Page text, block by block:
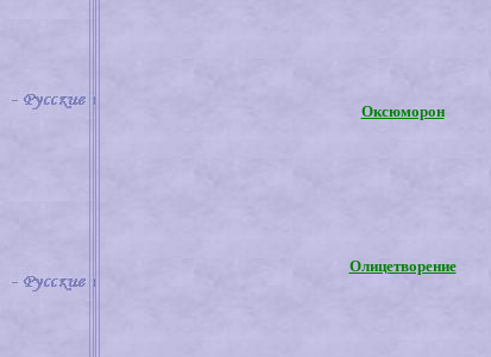
Оксюморон
Олицетворение